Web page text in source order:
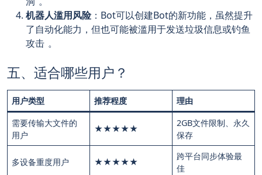
机器人滥用风险：Bot可以创建Bot的新功能，虽然提升
了自动化能力，但也可能被滥用于发送垃圾信息或钓鱼
攻击 。
五、适合哪些用户？
用户类型 推荐程度
理由
需要传输大文件的
用户
★★★★★
2GB文件限制、永久
保存
多设备重度用户 ★★★★★
跨平台同步体验最
佳